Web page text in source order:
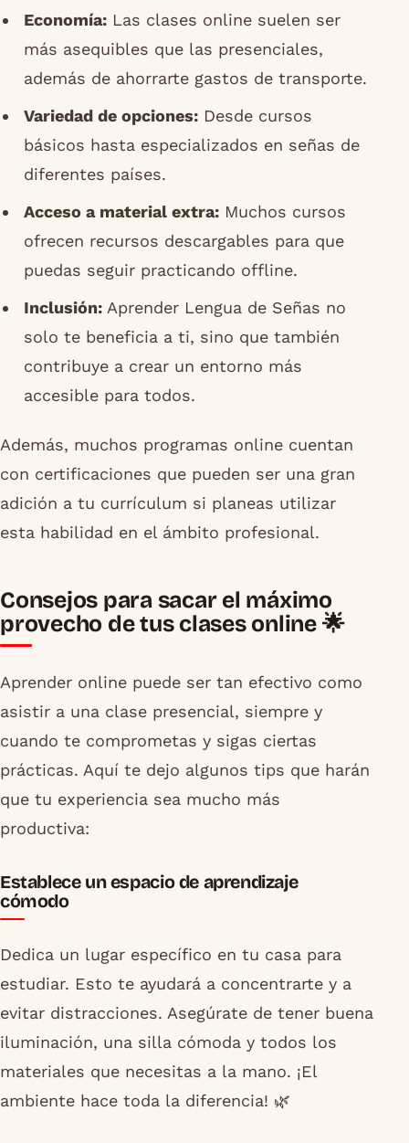
Economía:Las clases online suelen ser
más asequibles que las presenciales,
además de ahorrarte gastos de transporte.
Variedad de opciones:Desde cursos
básicos hasta especializados en señas de
diferentes países.
Acceso a material extra:Muchos cursos
ofrecen recursos descargables para que
puedas seguir practicando offline.
Inclusión:Aprender Lengua de Señas no
solo te beneficia a ti, sino que también
contribuye a crear un entorno más
accesible para todos.
Además, muchos programas online cuentan
con certificaciones que pueden ser una gran
adición a tu currículum si planeas utilizar
esta habilidad en el ámbito profesional.
Consejos para sacar el máximo
provecho de tus clases online 🌟
Aprender online puede ser tan efectivo como
asistir a una clase presencial, siempre y
cuando te comprometas y sigas ciertas
prácticas. Aquí te dejo algunos tips que harán
que tu experiencia sea mucho más
productiva:
Establece un espacio de aprendizaje
cómodo
Dedica un lugar específico en tu casa para
estudiar. Esto te ayudará a concentrarte y a
evitar distracciones. Asegúrate de tener buena
iluminación, una silla cómoda y todos los
materiales que necesitas a la mano. ¡El
ambiente hace toda la diferencia! 🌿